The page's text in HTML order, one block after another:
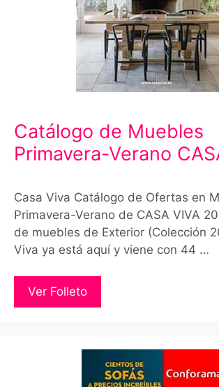
Catálogo de Muebles
Primavera-Verano
Casa Viva Catálogo de Ofertas en
Primavera-Verano de CASA VIVA
de muebles de Exterior (Colección
Viva ya está aquí y viene con 44 …
Ver Folleto